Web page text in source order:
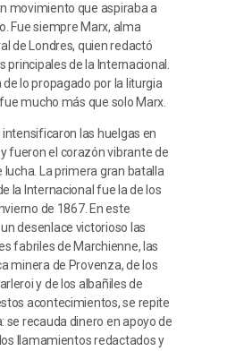
movimiento que aspiraba a
Fue siempre Marx, alma
de Londres, quien redactó
principales de la Internacional.
lo propagado por la liturgia
mucho más que solo Marx.
las huelgas en
fueron el corazón vibrante de
La primera gran batalla
la Internacional fue la de los
de 1867. En este
desenlace victorioso las
fabriles de Marchienne, las
minera de Provenza, de los
y de los albañiles de
acontecimientos, se repite
se recauda dinero en apoyo de
llamamientos redactados y